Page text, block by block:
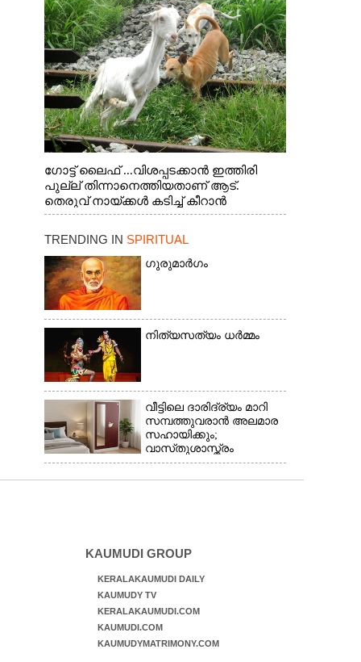
ഗോട്ട് ലൈഫ് ...വിശപ്പടക്കാൻ ഇത്തിരി
പുല്ല് തിന്നാനെത്തിയതാണ് ആട്.
തെരുവ് നായ്ക്കൾ കടിച്ച് കീറാൻ
വന്നതോടെ വയറിന്റെ ആന്തൽ മറന്ന്
വാത്തുരുത്തിയിൽ നിന്നുള്ള കാഴ്ച
TRENDING IN SPIRITUAL
ഗുരുമാർഗം
നിത്യസത്യം ധർമ്മം
വീട്ടിലെ ദാരിദ്ര്യം മാറി
സമ്പത്തുവരാൻ അലമാര
സഹായിക്കും;
വാസ്‌തുശാസ്ത്രം
പറയുന്നത് അനുസരിക്കാം
KAUMUDI GROUP
KERALAKAUMUDI DAILY
KAUMUDY TV
KERALAKAUMUDI.COM
KAUMUDI.COM
KAUMUDYMATRIMONY.COM